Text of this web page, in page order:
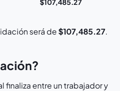
$107,485.27
será de$107,485.27.
finaliza entre un trabajador y